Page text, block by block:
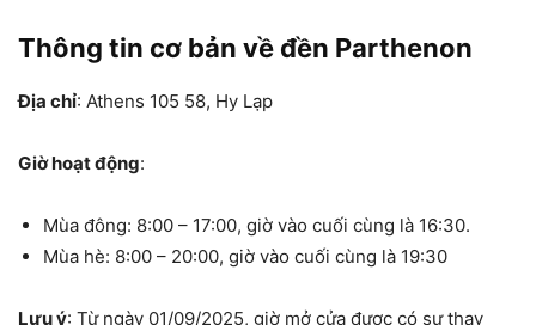
Thông tin cơ bản về đền Parthenon
Địa chỉ: Athens 105 58, Hy Lạp
Giờ hoạt động:
Mùa đông: 8:00 – 17:00, giờ vào cuối cùng là 16:30.
Mùa hè: 8:00 – 20:00, giờ vào cuối cùng là 19:30
Lưu ý: Từ ngày 01/09/2025, giờ mở cửa được có sự thay